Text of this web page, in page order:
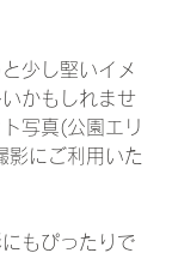
少し堅いイメ
かもしれませ
写真(公園エリ
影にご利用いた
もぴったりで